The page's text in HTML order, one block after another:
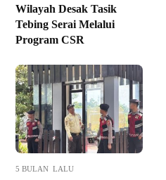
Wilayah Desak Tasik
Tebing Serai Melalui
Program CSR
5 BULAN LALU